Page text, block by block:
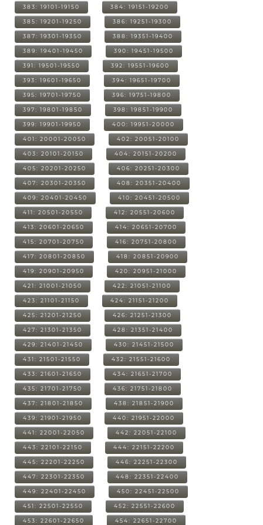
383: 19101-19150 384: 19151-19200
385: 19201-19250 386: 19251-19300
387: 19301-19350 388: 19351-19400
389: 19401-19450 390: 19451-19500
391: 19501-19550 392: 19551-19600
393: 19601-19650 394: 19651-19700
395: 19701-19750 396: 19751-19800
397: 19801-19850 398: 19851-19900
399: 19901-19950 400: 19951-20000
401: 20001-20050 402: 20051-20100
403: 20101-20150 404: 20151-20200
405: 20201-20250 406: 20251-20300
407: 20301-20350 408: 20351-20400
409: 20401-20450 410: 20451-20500
411: 20501-20550 412: 20551-20600
413: 20601-20650 414: 20651-20700
415: 20701-20750 416: 20751-20800
417: 20801-20850 418: 20851-20900
419: 20901-20950 420: 20951-21000
421: 21001-21050 422: 21051-21100
423: 21101-21150 424: 21151-21200
425: 21201-21250 426: 21251-21300
427: 21301-21350 428: 21351-21400
429: 21401-21450 430: 21451-21500
431: 21501-21550 432: 21551-21600
433: 21601-21650 434: 21651-21700
435: 21701-21750 436: 21751-21800
437: 21801-21850 438: 21851-21900
439: 21901-21950 440: 21951-22000
441: 22001-22050 442: 22051-22100
443: 22101-22150 444: 22151-22200
445: 22201-22250 446: 22251-22300
447: 22301-22350 448: 22351-22400
449: 22401-22450 450: 22451-22500
451: 22501-22550 452: 22551-22600
453: 22601-22650 454: 22651-22700